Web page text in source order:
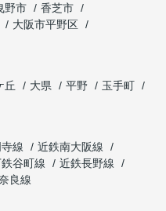
野市
香芝市
大阪市平野区
丘 大県 平野
玉手町
線
近鉄南大阪線
谷町線
近鉄長野線
良線